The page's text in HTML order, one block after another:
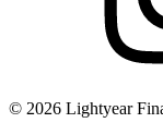
© 2026 Lightyear